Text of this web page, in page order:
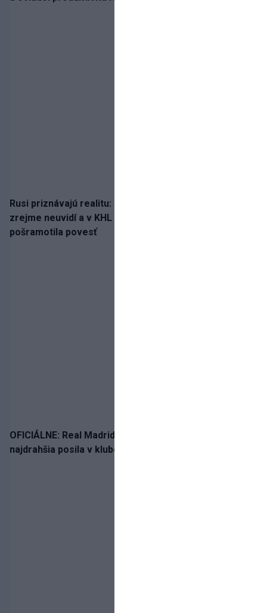
Rusi priznávajú realitu: Spartak milióny od Ružičku
zrejme neuvidí a v KHL si už nezahrá. Liga si
pošramotila povesť
OFICIÁLNE: Real Madrid rozbil bank. Z Lipska prichádza
najdrahšia posila v klubovej histórii